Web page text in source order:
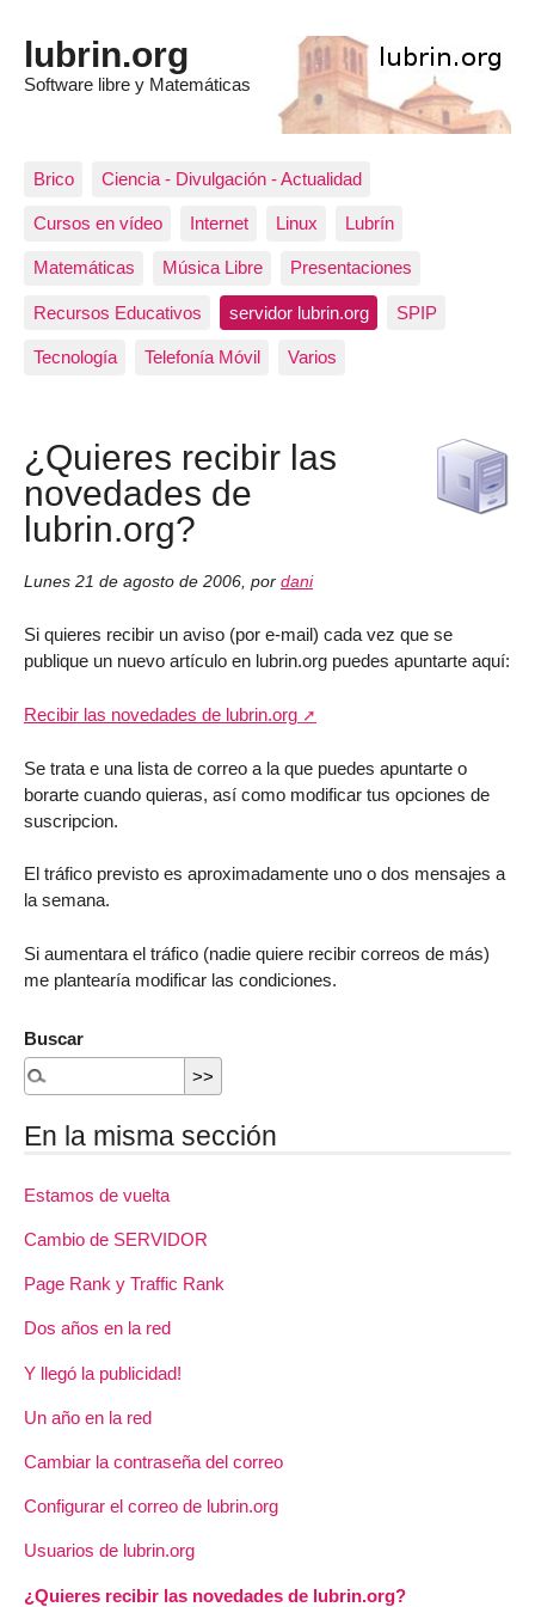
lubrin.org
Software libre y Matemáticas
Brico Ciencia - Divulgación - Actualidad
Cursos en vídeo Internet Linux Lubrín
Matemáticas Música Libre Presentaciones
Recursos Educativos servidor lubrin.org SPIP
Tecnología Telefonía Móvil Varios
¿Quieres recibir las
novedades de
lubrin.org?
Lunes 21 de agosto de 2006, por dani
Si quieres recibir un aviso (por e-mail) cada vez que se
publique un nuevo artículo en lubrin.org puedes apuntarte aquí:
Recibir las novedades de lubrin.org
Se trata e una lista de correo a la que puedes apuntarte o
borarte cuando quieras, así como modificar tus opciones de
suscripcion.
El tráfico previsto es aproximadamente uno o dos mensajes a
la semana.
Si aumentara el tráfico (nadie quiere recibir correos de más)
me plantearía modificar las condiciones.
Buscar
En la misma sección
Estamos de vuelta
Cambio de SERVIDOR
Page Rank y Traffic Rank
Dos años en la red
Y llegó la publicidad!
Un año en la red
Cambiar la contraseña del correo
Configurar el correo de lubrin.org
Usuarios de lubrin.org
¿Quieres recibir las novedades de lubrin.org?